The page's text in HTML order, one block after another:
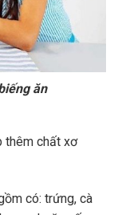
ăn
thêm chất xơ
có: trứng, cà